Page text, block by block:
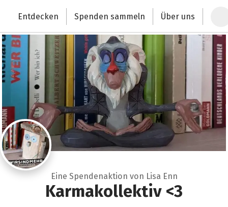
Deutschlands größte Spendenplattform
Entdecken Spenden sammeln Über uns
Eine Spendenaktion von Lisa Enn
Karmakollektiv <3